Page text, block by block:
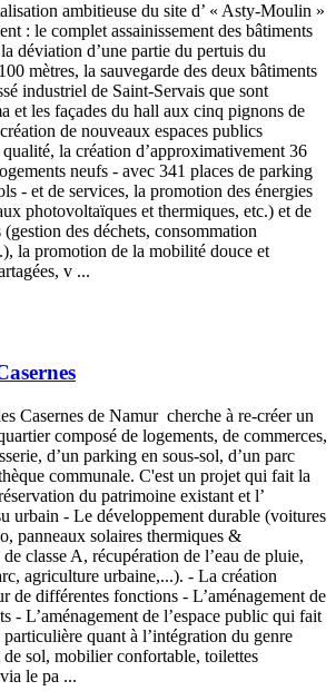
ambitieuse du site d’ « Asty-Moulin »
: le complet assainissement des bâtiments
déviation d’une partie du pertuis du
mètres, la sauvegarde des deux bâtiments
industriel de Saint-Servais que sont
et les façades du hall aux cinq pignons de
de nouveaux espaces publics
la création d’approximativement 36
neufs - avec 341 places de parking
- et de services, la promotion des énergies
photovoltaïques et thermiques, etc.) et de
des déchets, consommation
la promotion de la mobilité douce et
v ...
Casernes de Namur cherche à re-créer un
composé de logements, de commerces,
d’un parking en sous-sol, d’un parc
communale. C'est un projet qui fait la
du patrimoine existant et l’
urbain - Le développement durable (voitures
panneaux solaires thermiques &
classe A, récupération de l’eau de pluie,
agriculture urbaine,...). - La création
de différentes fonctions - L’aménagement de
- L’aménagement de l’espace public qui fait
particulière quant à l’intégration du genre
de sol, mobilier confortable, toilettes
le pa ...